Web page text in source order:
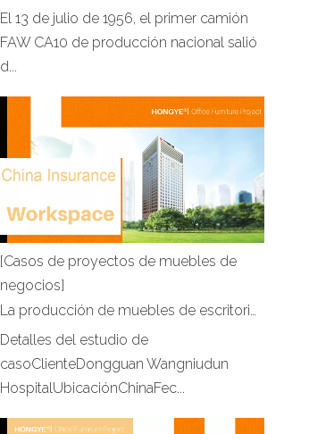
El 13 de julio de 1956, el primer camión
FAW CA10 de producción nacional salió
d...
[Casos de proyectos de muebles de
negocios]
La producción de muebles de escritorio de oficina profesionales para las 500 principales empresas de China-Seguros de China
Detalles del estudio de
casoClienteDongguan Wangniudun
HospitalUbicaciónChinaFec...